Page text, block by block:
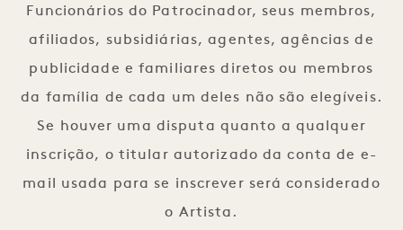
Funcionários do Patrocinador, seus membros,
afiliados, subsidiárias, agentes, agências de
publicidade e familiares diretos ou membros
da família de cada um deles não são elegíveis.
Se houver uma disputa quanto a qualquer
inscrição, o titular autorizado da conta de e-
mail usada para se inscrever será considerado
o Artista.